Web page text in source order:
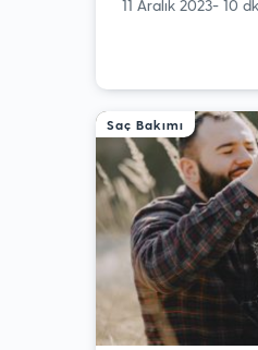
11 Aralık 2023- 10
Saç Bakımı